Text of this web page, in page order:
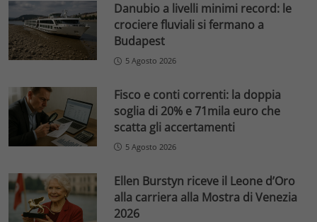
Danubio a livelli minimi record: le
crociere fluviali si fermano a
Budapest
5 Agosto 2026
Fisco e conti correnti: la doppia
soglia di 20% e 71mila euro che
scatta gli accertamenti
5 Agosto 2026
Ellen Burstyn riceve il Leone d’Oro
alla carriera alla Mostra di Venezia
2026